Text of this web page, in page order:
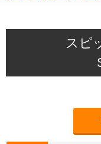
スピ